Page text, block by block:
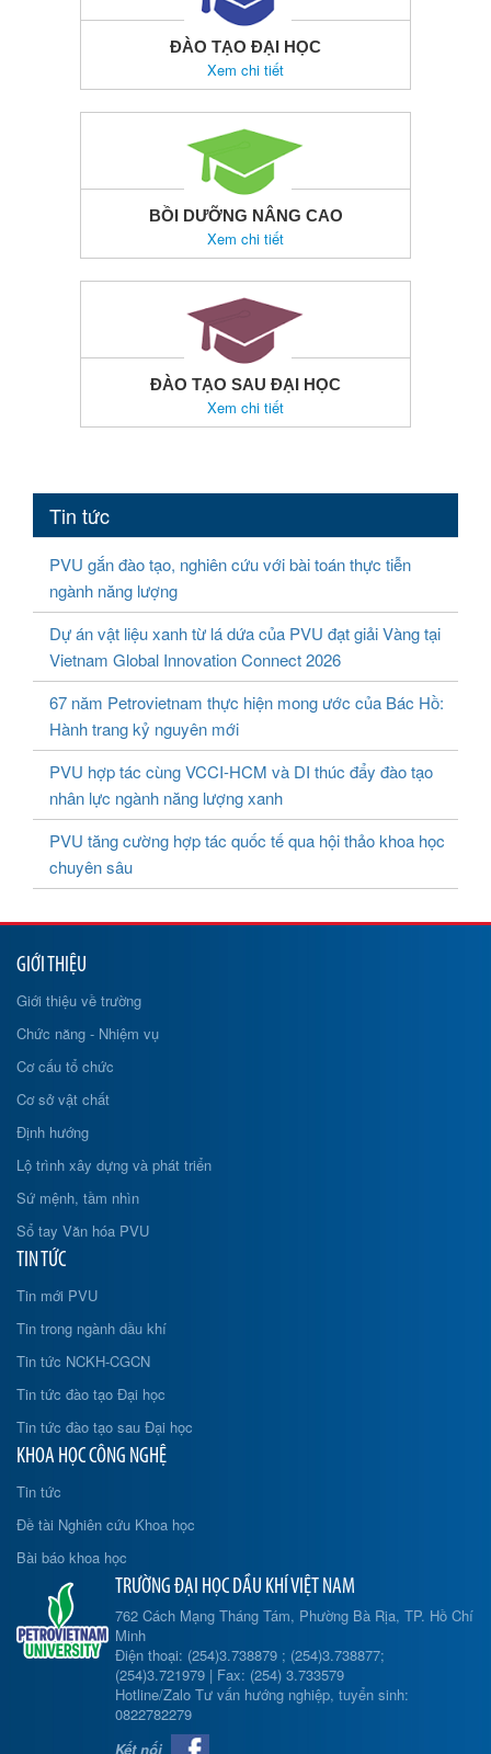
ĐÀO TẠO ĐẠI HỌC
Xem chi tiết
BỒI DƯỠNG NÂNG CAO
Xem chi tiết
ĐÀO TẠO SAU ĐẠI HỌC
Xem chi tiết
Tin tức
PVU gắn đào tạo, nghiên cứu với bài toán thực tiễn
ngành năng lượng
Dự án vật liệu xanh từ lá dứa của PVU đạt giải Vàng tại
Vietnam Global Innovation Connect 2026
67 năm Petrovietnam thực hiện mong ước của Bác Hồ:
Hành trang kỷ nguyên mới
PVU hợp tác cùng VCCI-HCM và DI thúc đẩy đào tạo
nhân lực ngành năng lượng xanh
PVU tăng cường hợp tác quốc tế qua hội thảo khoa học
chuyên sâu
GIỚI THIỆU
Giới thiệu về trường
Chức năng - Nhiệm vụ
Cơ cấu tổ chức
Cơ sở vật chất
Định hướng
Lộ trình xây dựng và phát triển
Sứ mệnh, tầm nhìn
Sổ tay Văn hóa PVU
TIN TỨC
Tin mới PVU
Tin trong ngành dầu khí
Tin tức NCKH-CGCN
Tin tức đào tạo Đại học
Tin tức đào tạo sau Đại học
KHOA HỌC CÔNG NGHỆ
Tin tức
Đề tài Nghiên cứu Khoa học
Bài báo khoa học
TRƯỜNG ĐẠI HỌC DẦU KHÍ VIỆT NAM
762 Cách Mạng Tháng Tám, Phường Bà Rịa, TP. Hồ Chí
Minh
Điện thoại: (254)3.738879 ; (254)3.738877;
(254)3.721979 | Fax: (254) 3.733579
Hotline/Zalo Tư vấn hướng nghiệp, tuyển sinh:
0822782279
Kết nối